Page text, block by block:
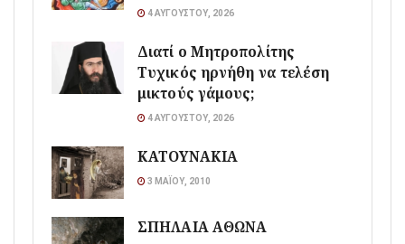
4 ΑΥΓΟΎΣΤΟΥ, 2026
Διατί ο Μητροπολίτης
Τυχικός ηρνήθη να τελέση
μικτούς γάμους;
4 ΑΥΓΟΎΣΤΟΥ, 2026
ΚΑΤΟΥΝΑΚΙΑ
3 ΜΑΪ́ΟΥ, 2010
ΣΠΗΛΑΙΑ ΑΘΩΝΑ